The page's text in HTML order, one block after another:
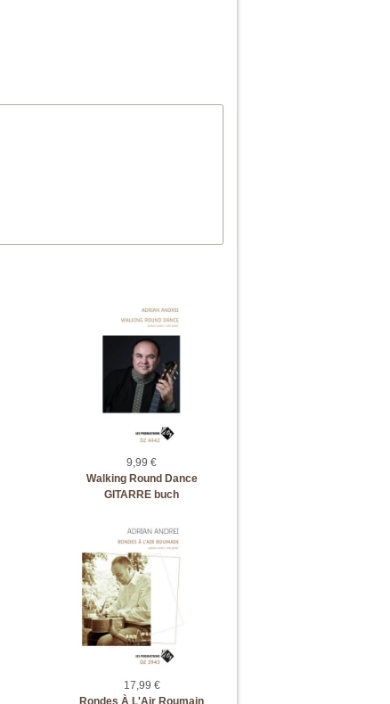
9,99 €
Walking Round Dance
GITARRE buch
17,99 €
Rondes À L'Air Roumain